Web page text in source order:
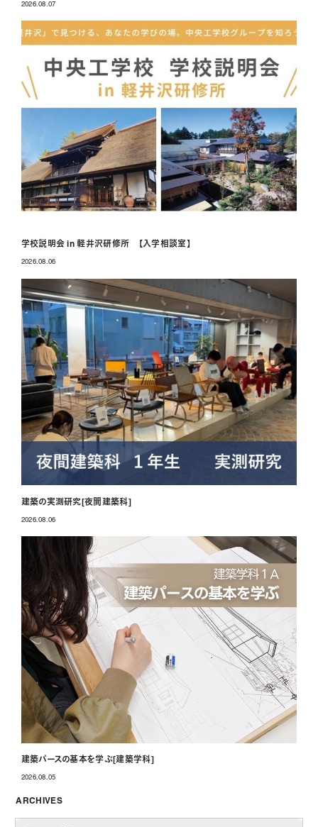
2026.08.07
学校説明会 in 軽井沢研修所 【入学相談室】
2026.08.06
建築の実測研究[夜間建築科]
2026.08.06
建築パースの基本を学ぶ[建築学科]
2026.08.05
ARCHIVES